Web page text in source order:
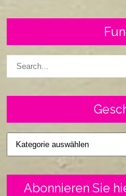
Geschriebenes
Abonnieren Sie